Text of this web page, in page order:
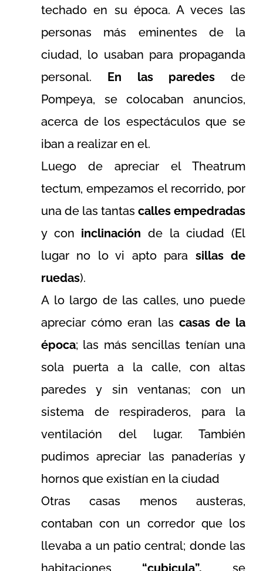
techado en su época. A veces las
personas más eminentes de la
ciudad, lo usaban para propaganda
personal. En las paredes de
Pompeya, se colocaban anuncios,
acerca de los espectáculos que se
iban a realizar en el.
Luego de apreciar el Theatrum
tectum, empezamos el recorrido, por
una de las tantas calles empedradas
y con inclinación de la ciudad (El
lugar no lo vi apto para sillas de
ruedas).
A lo largo de las calles, uno puede
apreciar cómo eran las casas de la
época; las más sencillas tenían una
sola puerta a la calle, con altas
paredes y sin ventanas; con un
sistema de respiraderos, para la
ventilación del lugar. También
pudimos apreciar las panaderías y
hornos que existían en la ciudad
Otras casas menos austeras,
contaban con un corredor que los
llevaba a un patio central; donde las
habitaciones “cubicula”, se